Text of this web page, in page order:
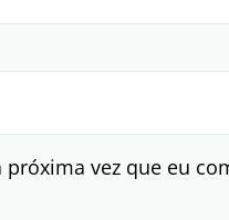
vez que eu